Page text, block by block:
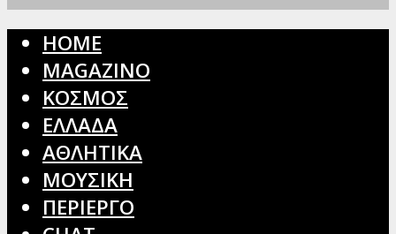
HOME
MAGAZINO
ΚΟΣΜΟΣ
ΕΛΛΑΔΑ
ΑΘΛΗΤΙΚΑ
ΜΟΥΣΙΚΗ
ΠΕΡΙΕΡΓΟ